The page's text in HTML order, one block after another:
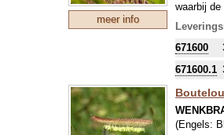
meer info
waarbij
kan de
Vogels
671600
671600.1
(Engels: